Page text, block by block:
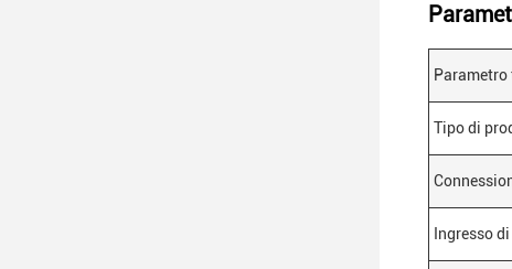
Parametro
Tipo di
Ingresso